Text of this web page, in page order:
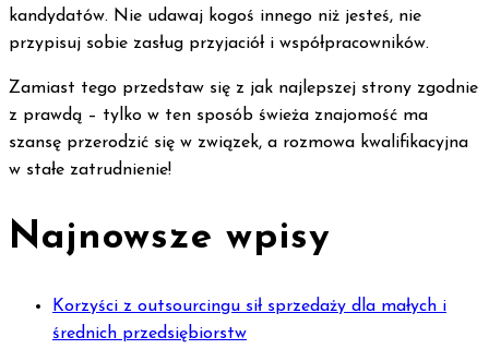
kandydatów. Nie udawaj kogoś innego niż jesteś, nie
przypisuj sobie zasług przyjaciół i współpracowników.
Zamiast tego przedstaw się z jak najlepszej strony zgodnie
z prawdą – tylko w ten sposób świeża znajomość ma
szansę przerodzić się w związek, a rozmowa kwalifikacyjna
w stałe zatrudnienie!
Najnowsze wpisy
Korzyści z outsourcingu sił sprzedaży dla małych i
średnich przedsiębiorstw